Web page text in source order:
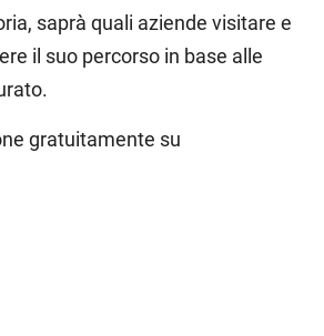
saprà quali aziende visitare e
il suo percorso in base alle
gratuitamente su